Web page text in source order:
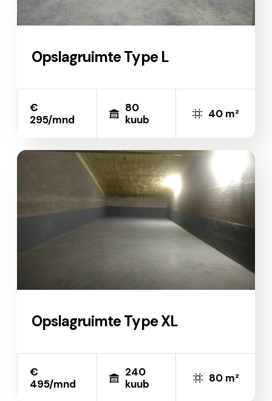
Opslagruimte Type L
€
295/mnd
80
kuub
40 m²
Opslagruimte Type XL
€
495/mnd
240
kuub
80 m²